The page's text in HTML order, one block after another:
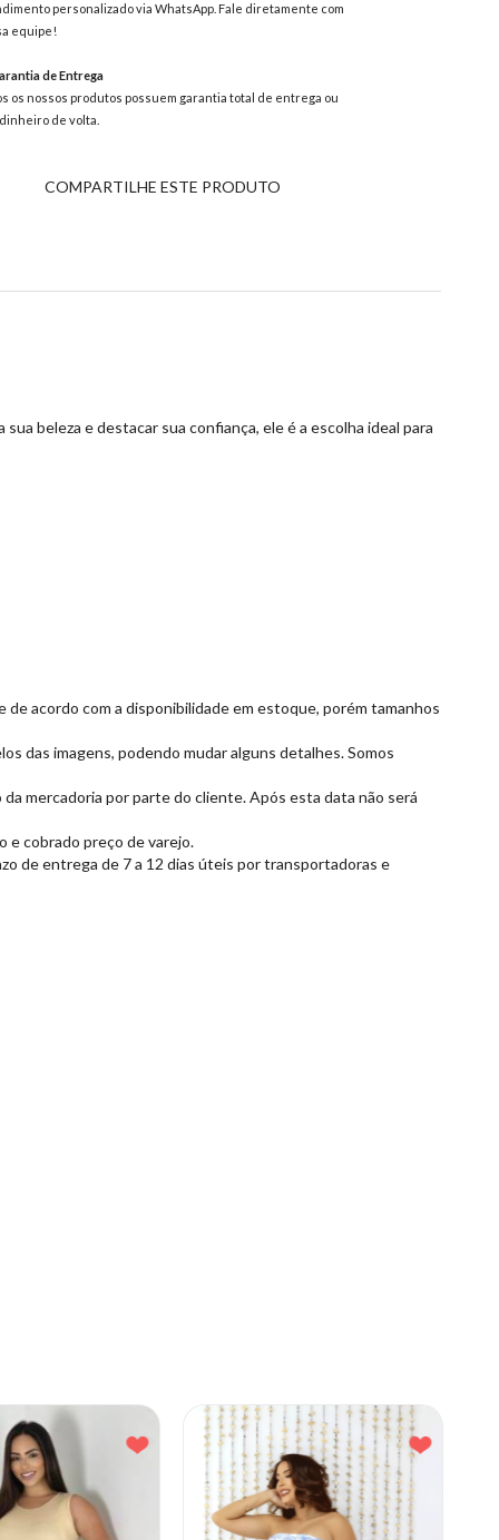
personalizado via WhatsApp. Fale diretamente com
equipe!
de Entrega
os nossos produtos possuem garantia total de entrega ou
de volta.
COMPARTILHE ESTE PRODUTO
beleza e destacar sua confiança, ele é a escolha ideal para
acordo com a disponibilidade em estoque, porém tamanhos
das imagens, podendo mudar alguns detalhes. Somos
mercadoria por parte do cliente. Após esta data não será
e cobrado preço de varejo.
de entrega de 7 a 12 dias úteis por transportadoras e